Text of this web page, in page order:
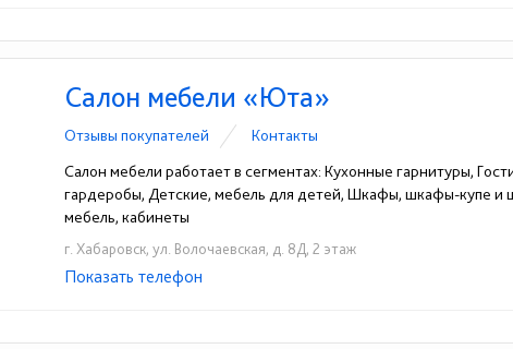
Салон мебели «Юта»
Отзывы покупателей
Контакты
Салон мебели работает в сегментах: Кухонные гарнитуры,
гардеробы, Детские, мебель для детей, Шкафы, шкафы-купе
мебель, кабинеты
г. Хабаровск, ул. Волочаевская, д. 8Д, 2 этаж
☎+7 (924) 403-88-13
Показать телефон